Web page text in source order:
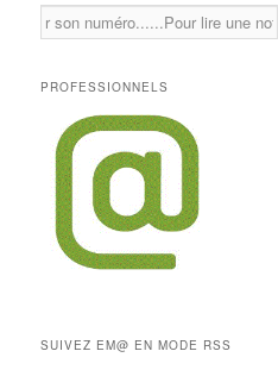
PROFESSIONNELS
SUIVEZ EM@ EN MODE RSS